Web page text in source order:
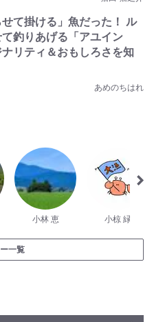
て掛ける」魚だった！ ル
釣りあげる「アユイン
リティ＆おもしろさを知
あめのちはれ
小林 恵 小椋 緑
一覧